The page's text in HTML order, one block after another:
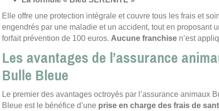
Elle offre une protection intégrale et couvre tous les frais et
engendrés par une maladie et un accident, tout en proposant
forfait prévention de 100 euros. Aucune franchise n’est
Les avantages de l’assurance
Bulle Bleue
Le premier des avantages octroyés par l’assurance animaux
Bleue est le bénéfice d’une prise en charge des frais de